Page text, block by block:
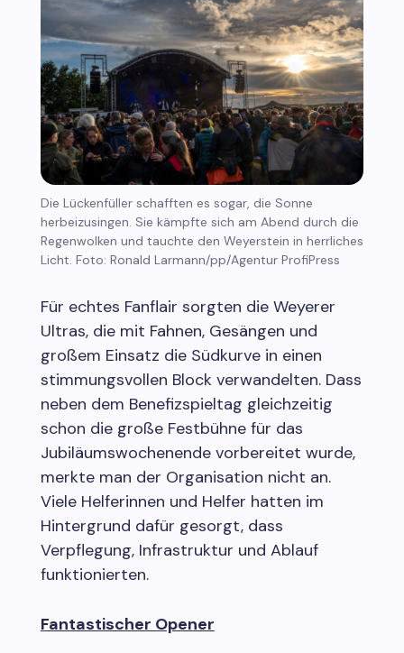
Die Lückenfüller schafften es sogar, die Sonne
herbeizusingen. Sie kämpfte sich am Abend durch die
Regenwolken und tauchte den Weyerstein in herrliches
Licht. Foto: Ronald Larmann/pp/Agentur ProfiPress
Für echtes Fanflair sorgten die Weyerer
Ultras, die mit Fahnen, Gesängen und
großem Einsatz die Südkurve in einen
stimmungsvollen Block verwandelten. Dass
neben dem Benefizspieltag gleichzeitig
schon die große Festbühne für das
Jubiläumswochenende vorbereitet wurde,
merkte man der Organisation nicht an.
Viele Helferinnen und Helfer hatten im
Hintergrund dafür gesorgt, dass
Verpflegung, Infrastruktur und Ablauf
funktionierten.
Fantastischer Opener